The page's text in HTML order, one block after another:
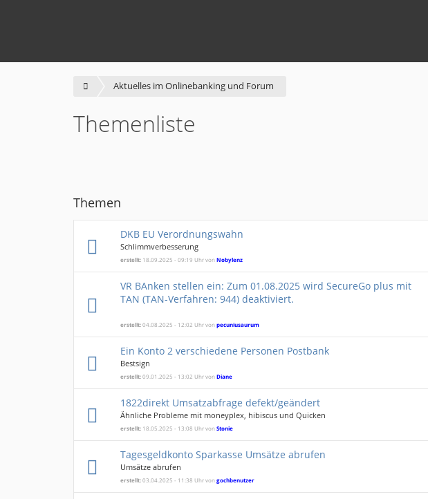
Aktuelles im Onlinebanking und Forum
Themenliste
Themen
DKB EU Verordnungswahn
Schlimmverbesserung
erstellt: 18.09.2025 - 09:19 Uhr vonNobylenz
VR BAnken stellen ein: Zum 01.08.2025 wird SecureGo plus mit
TAN (TAN-Verfahren: 944) deaktiviert.
erstellt:04.08.2025 - 12:02 Uhr vonpecuniusaurum
Ein Konto 2 verschiedene Personen Postbank
Bestsign
erstellt:09.01.2025 - 13:02 Uhr vonDiane
1822direkt Umsatzabfrage defekt/geändert
Ähnliche Probleme mit moneyplex, hibiscus und Quicken
erstellt: 18.05.2025 - 13:08 Uhr vonStonie
Tagesgeldkonto Sparkasse Umsätze abrufen
Umsätze abrufen
erstellt:03.04.2025 - 11:38 Uhr vongochbenutzer